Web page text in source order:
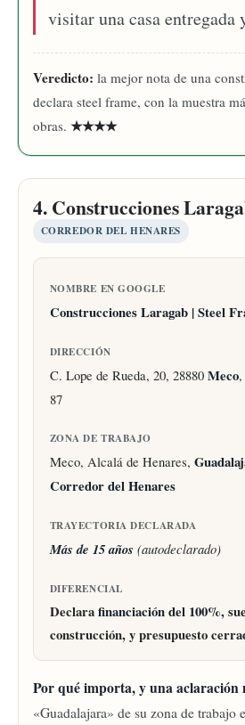
visitar una casa entregada
Veredicto: la mejor nota de una
declara steel frame, con la muestra
obras. ★★★★
4. Construcciones
CORREDOR DEL HENARES
NOMBRE EN GOOGLE
Construcciones Laragab | Steel
DIRECCIÓN
C. Lope de Rueda, 20, 28880 Meco,
87
ZONA DE TRABAJO
Meco, Alcalá de Henares,
Corredor del Henares
TRAYECTORIA DECLARADA
Más de 15 años (autodeclarado)
DIFERENCIAL
Declarafinanciación del 100%,
construcción, y presupuesto
Por qué importa, y una aclaración
«Guadalajara» de su zona de trabajo